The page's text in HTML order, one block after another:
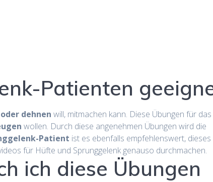
Patienten
dehnen will, mitmachen kann. Diese Übungen für
wollen. Durch diese angenehmen Übungen wird die
Patient ist es ebenfalls empfehlenswert,
für Hüfte und Sprunggelenk genauso durchmachen.
ich diese Übungen